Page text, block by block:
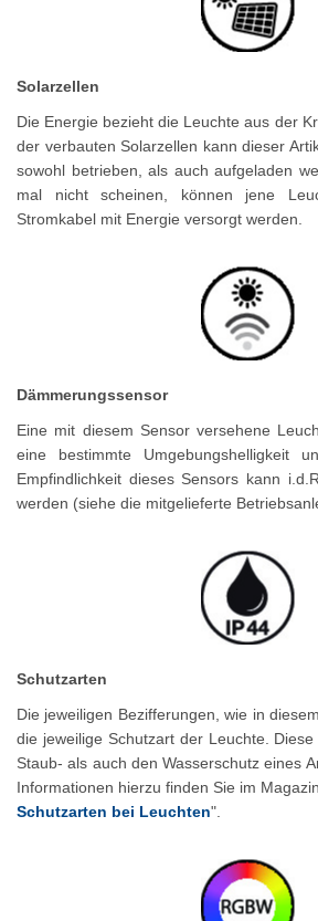
Solarzellen
Die Energie bezieht die Leuchte aus der
der verbauten Solarzellen kann dieser
sowohl betrieben, als auch aufgeladen
mal nicht scheinen, können jene
Stromkabel mit Energie versorgt werden.
Dämmerungssensor
Eine mit diesem Sensor versehene
eine bestimmte Umgebungshelligkeit
Empfindlichkeit dieses Sensors kann
werden (siehe die mitgelieferte
Schutzarten
Die jeweiligen Bezifferungen, wie in
die jeweilige Schutzart der Leuchte.
Staub- als auch den Wasserschutz eines
Informationen hierzu finden Sie im
Schutzarten bei Leuchten".